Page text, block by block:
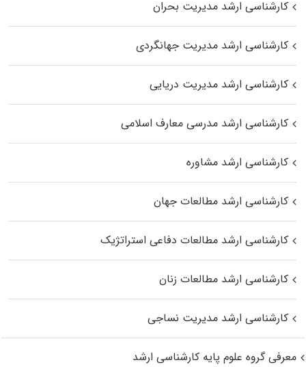
کارشناسی ارشد مدیریت بحران
کارشناسی ارشد مدیریت جهانگردی
کارشناسی ارشد مدیریت دریایی
کارشناسی ارشد مدرسی معارف اسلامی
کارشناسی ارشد مشاوره
کارشناسی ارشد مطالعات جهان
کارشناسی ارشد مطالعات دفاعی استراتژیک
کارشناسی ارشد مطالعات زنان
کارشناسی ارشد مدیریت نساجی
معرفی گروه علوم پایه کارشناسی ارشد